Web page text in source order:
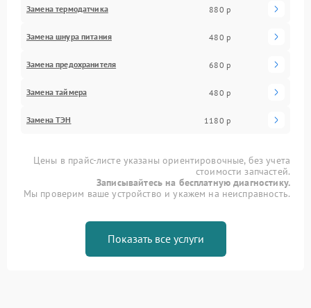
Замена термодатчика 880 р
Замена шнура питания 480 р
Замена предохранителя 680 р
Замена таймера 480 р
Замена ТЭН 1180 р
Цены в прайс-листе указаны ориентировочные, без учета
стоимости запчастей.
Записывайтесь на бесплатную диагностику.
Мы проверим ваше устройство и укажем на неисправность.
Показать все услуги